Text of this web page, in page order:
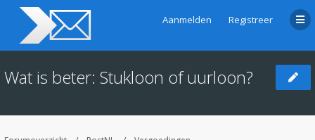
Aanmelden Registreer
Wat is beter: Stukloon of uurloon?